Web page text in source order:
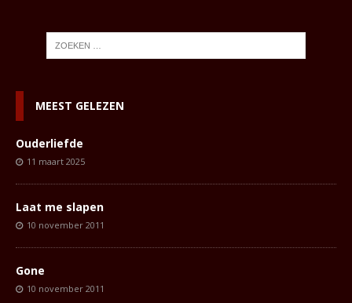
MEEST GELEZEN
Ouderliefde
11 maart 2025
Laat me slapen
10 november 2011
Gone
10 november 2011